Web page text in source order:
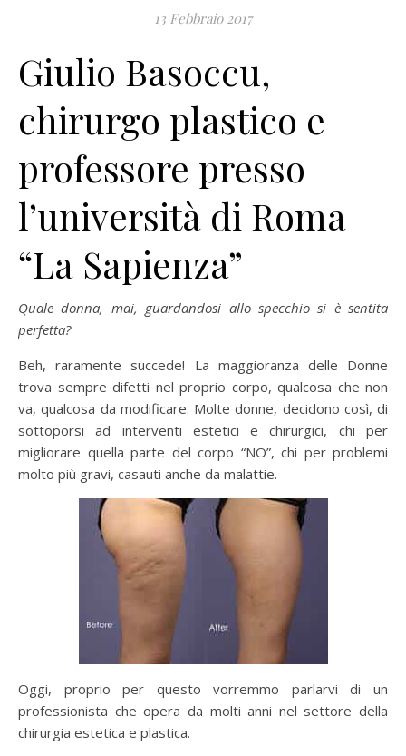
13 Febbraio 2017
Giulio Basoccu,
chirurgo plastico e
professore presso
l’università di Roma
“La Sapienza”
Quale donna, mai, guardandosi allo specchio si è sentita
perfetta?
Beh, raramente succede! La maggioranza delle Donne
trova sempre difetti nel proprio corpo, qualcosa che non
va, qualcosa da modificare. Molte donne, decidono così, di
sottoporsi ad interventi estetici e chirurgici, chi per
migliorare quella parte del corpo “NO”, chi per problemi
molto più gravi, casauti anche da malattie.
Oggi, proprio per questo vorremmo parlarvi di un
professionista che opera da molti anni nel settore della
chirurgia estetica e plastica.